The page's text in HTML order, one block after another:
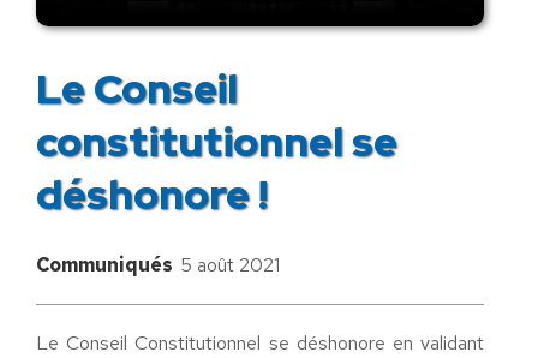
Le Conseil
constitutionnel se
déshonore !
Communiqués 5 août 2021
Le Conseil Constitutionnel se déshonore en validant